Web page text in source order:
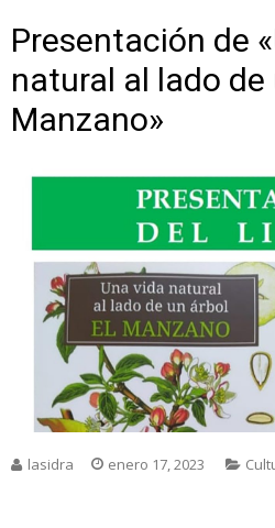
Presentación de
natural al lado de
Manzano»
lasidra enero 17, 2023